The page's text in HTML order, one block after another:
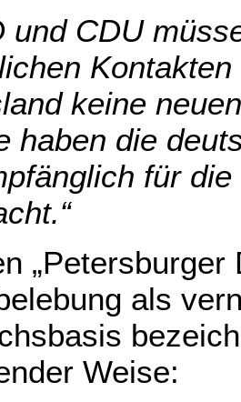
und CDU
keine
haben die
für
„Petersburger
als
Weise: